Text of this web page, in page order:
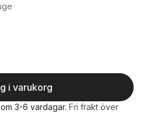
i varukorg
3-6 vardagar. Fri frakt över